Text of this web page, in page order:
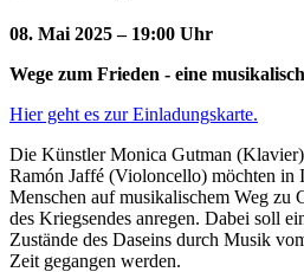
08. Mai 2025 – 19:00 Uhr
Wege zum Frieden - eine
Hier geht es zur Einladungskarte.
Die Künstler Monica Gutman
Ramón Jaffé (Violoncello) möchten in
Menschen auf musikalischem Weg zu
des Kriegsendes anregen. Dabei soll
Zustände des Daseins durch Musik
Zeit gegangen werden.